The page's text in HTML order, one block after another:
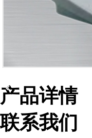
产品详情
联系我们